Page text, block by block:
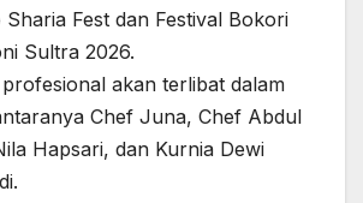
Fest dan Festival Bokori
Sultra 2026.
akan terlibat dalam
Chef Juna, Chef Abdul
Hapsari, dan Kurnia Dewi